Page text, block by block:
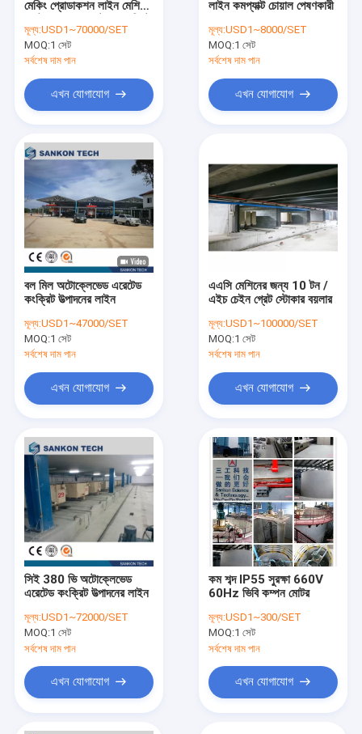
অটোক্লেভড এরেটেড কংক্রিট উত্পাদনের লাইন
ব্লক ব্রিক মেশিন
মোবাইল কংক্রিট ব্লক মেকিং মেশিন
এএসি মেশিন ওভারটেন টেবিল
মেকিং প্রোডাকশন লাইন মেশিন
উত্পাদন-বিভাজক
মূল্য:USD1~70000/SET
MOQ:1 সেট
সর্বশেষ দাম পান
এখন যোগাযোগ
লাইন কমপ্যাক্ট চোয়াল পেষণকারী
মূল্য:USD1~8000/SET
MOQ:1 সেট
সর্বশেষ দাম পান
এখন যোগাযোগ
বল মিল অটোক্লেভেড এরেটেড
কংক্রিট উত্পাদনের লাইন
মূল্য:USD1~47000/SET
MOQ:1 সেট
সর্বশেষ দাম পান
এখন যোগাযোগ
এএসি মেশিনের জন্য 10 টন /
এইচ চেইন গ্রেট স্টোকার বয়লার
মূল্য:USD1~100000/SET
MOQ:1 সেট
সর্বশেষ দাম পান
এখন যোগাযোগ
সিই 380 ভি অটোক্লেভেড
এরেটেড কংক্রিট উত্পাদনের লাইন
মূল্য:USD1~72000/SET
MOQ:1 সেট
সর্বশেষ দাম পান
এখন যোগাযোগ
কম শব্দ IP55 সুরক্ষা 660V
60Hz ভিবি কম্পন মোটর
মূল্য:USD1~300/SET
MOQ:1 সেট
সর্বশেষ দাম পান
এখন যোগাযোগ